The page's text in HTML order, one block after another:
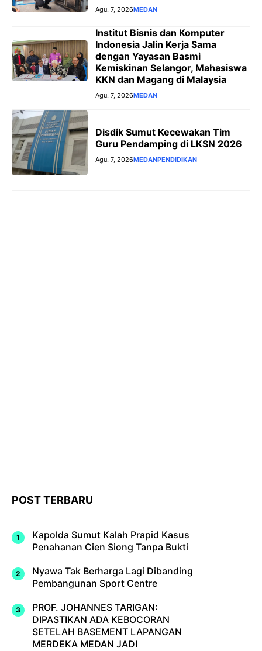
Agu. 7, 2026MEDAN
Institut Bisnis dan Komputer
Indonesia Jalin Kerja Sama
dengan Yayasan Basmi
Kemiskinan Selangor, Mahasiswa
KKN dan Magang di Malaysia
Agu. 7, 2026MEDAN
Disdik Sumut Kecewakan Tim
Guru Pendamping di LKSN 2026
Agu. 7, 2026MEDANPENDIDIKAN
POST TERBARU
Kapolda Sumut Kalah Prapid Kasus
Penahanan Cien Siong Tanpa Bukti
Nyawa Tak Berharga Lagi Dibanding
Pembangunan Sport Centre
PROF. JOHANNES TARIGAN:
DIPASTIKAN ADA KEBOCORAN
SETELAH BASEMENT LAPANGAN
MERDEKA MEDAN JADI